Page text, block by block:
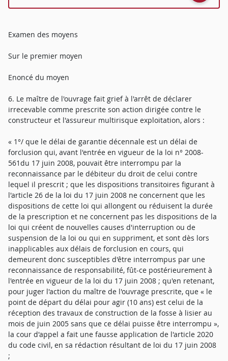
Examen des moyens
Sur le premier moyen
Enoncé du moyen
6. Le maître de l'ouvrage fait grief à l'arrêt de déclarer
irrecevable comme prescrite son action dirigée contre le
constructeur et l'assureur multirisque exploitation, alors :
« 1°/ que le délai de garantie décennale est un délai de
forclusion qui, avant l'entrée en vigueur de la loi n° 2008-
561du 17 juin 2008, pouvait être interrompu par la
reconnaissance par le débiteur du droit de celui contre
lequel il prescrit ; que les dispositions transitoires figurant à
l'article 26 de la loi du 17 juin 2008 ne concernent que les
dispositions de cette loi qui allongent ou réduisent la durée
de la prescription et ne concernent pas les dispositions de la
loi qui créent de nouvelles causes d'interruption ou de
suspension de la loi ou qui en suppriment, et sont dès lors
inapplicables aux délais de forclusion en cours, qui
demeurent donc susceptibles d'être interrompus par une
reconnaissance de responsabilité, fût-ce postérieurement à
l'entrée en vigueur de la loi du 17 juin 2008 ; qu'en retenant,
pour juger l'action du maître de l'ouvrage prescrite, que « le
point de départ du délai pour agir (10 ans) est celui de la
réception des travaux de construction de la fosse à lisier au
mois de juin 2005 sans que ce délai puisse être interrompu »,
la cour d'appel a fait une fausse application de l'article 2020
du code civil, en sa rédaction résultant de loi du 17 juin 2008
;